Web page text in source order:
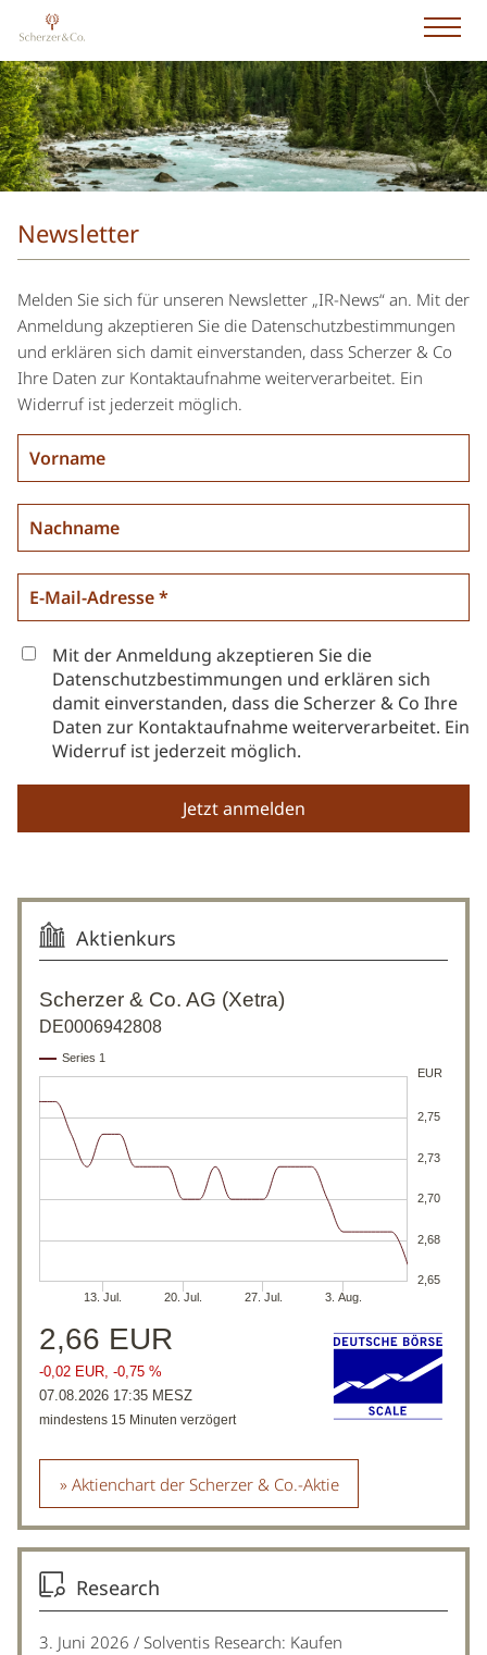
Newsletter
Melden Sie sich für unseren Newsletter „IR-News“ an. Mit der
Anmeldung akzeptieren Sie die Datenschutzbestimmungen
und erklären sich damit einverstanden, dass Scherzer & Co
Ihre Daten zur Kontaktaufnahme weiterverarbeitet. Ein
Widerruf ist jederzeit möglich.
Mit der Anmeldung akzeptieren Sie die
Datenschutzbestimmungen und erklären sich
damit einverstanden, dass die Scherzer & Co Ihre
Daten zur Kontaktaufnahme weiterverarbeitet. Ein
Widerruf ist jederzeit möglich.
Aktienkurs
Aktienchart der Scherzer & Co.-Aktie
Research
3. Juni 2026 Solventis Research: Kaufen